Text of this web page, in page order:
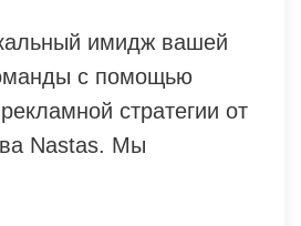
имидж вашей
с помощью
стратегии от
Nastas. Мы